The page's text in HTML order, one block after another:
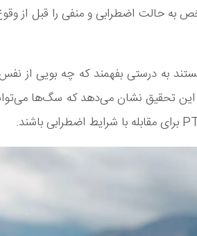
حالت اضطرابی و منفی را قبل از
به درستی بفهمند که چه بویی از
این تحقیق نشان می‌دهد که سگ‌ها